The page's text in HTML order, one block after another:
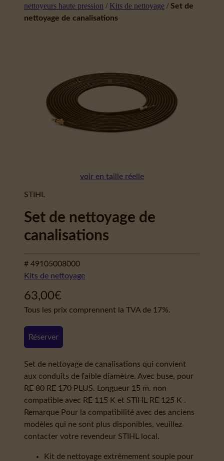
nettoyeurs haute pression / Kits de nettoyage / Set de
nettoyage de canalisations
voir en taille réelle
STIHL
Set de nettoyage de
canalisations
# 49105008000
Kits de nettoyage
63,00€
Tous les prix comprennent la TVA de 17%.
Réserver
Set de nettoyage de canalisations qui convient
aux conduits de faible diamètre. Avec buse, pour
RE 80 RE 170 PLUS. Longueur 15 m. non
compatible avec RE 115 K et STIHL RE 125 K .
Remarque Pour la compatibilité avec des anciens
modèles qui ne sont plus disponibles, veuillez
contacter votre revendeur STIHL local.
Kit de nettoyage extrêmement souple pour